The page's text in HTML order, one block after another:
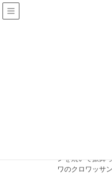
ンを焼いて振舞
ワのクロワッサ